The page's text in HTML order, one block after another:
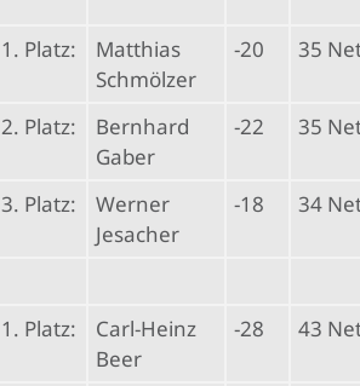
1. Platz:
Matthias
Schmölzer
-20 35
2. Platz:
Bernhard
Gaber
-22 35
3. Platz:
Werner
Jesacher
-18 34
1. Platz:
Carl-Heinz
Beer
-28 43